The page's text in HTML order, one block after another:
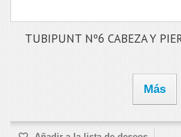
TUBIPUNT Nº6 CABEZA Y
Más